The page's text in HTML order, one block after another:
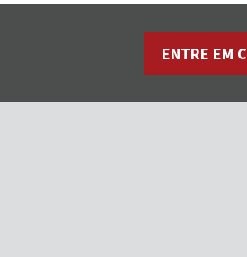
ENTRE EM